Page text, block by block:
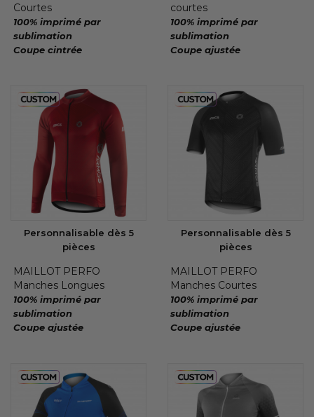
Courtes
100% imprimé par
sublimation
Coupe cintrée
courtes
100% imprimé par
sublimation
Coupe ajustée
Personnalisable dès 5
pièces
MAILLOT PERFO
Manches Longues
100% imprimé par
sublimation
Coupe ajustée
Personnalisable dès 5
pièces
MAILLOT PERFO
Manches Courtes
100% imprimé par
sublimation
Coupe ajustée